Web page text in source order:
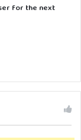
for the next